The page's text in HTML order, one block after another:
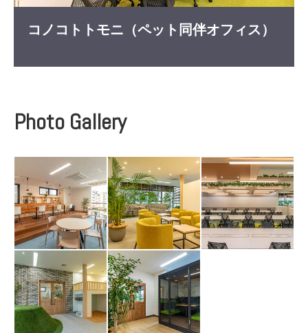
コノコトトモニ（ペット同伴オフィス）
Photo Gallery